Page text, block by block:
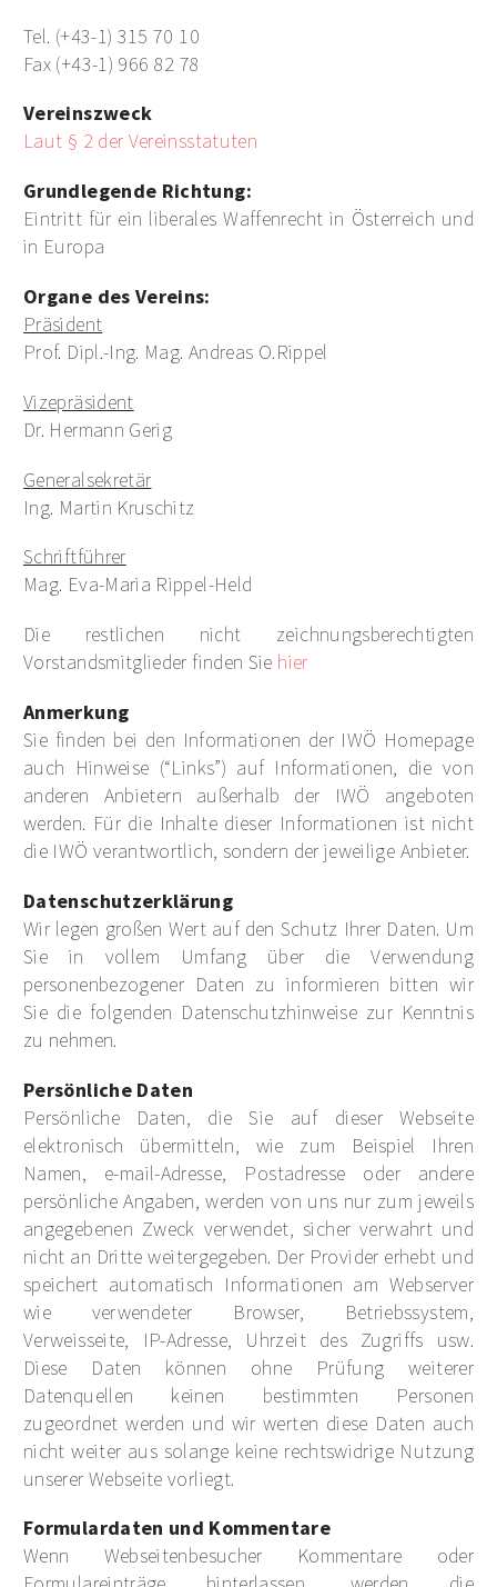
Tel. (+43-1) 315 70 10
Fax (+43-1) 966 82 78
Vereinszweck
Laut § 2 der Vereinsstatuten
Grundlegende Richtung:
Eintritt für ein liberales Waffenrecht in Österreich und
in Europa
Organe des Vereins:
Präsident
Prof. Dipl.-Ing. Mag. Andreas O.Rippel
Vizepräsident
Dr. Hermann Gerig
Generalsekretär
Ing. Martin Kruschitz
Schriftführer
Mag. Eva-Maria Rippel-Held
Die restlichen nicht zeichnungsberechtigten
Vorstandsmitglieder finden Sie hier
Anmerkung
Sie finden bei den Informationen der IWÖ Homepage
auch Hinweise (“Links”) auf Informationen, die von
anderen Anbietern außerhalb der IWÖ angeboten
werden. Für die Inhalte dieser Informationen ist nicht
die IWÖ verantwortlich, sondern der jeweilige Anbieter.
Datenschutzerklärung
Wir legen großen Wert auf den Schutz Ihrer Daten. Um
Sie in vollem Umfang über die Verwendung
personenbezogener Daten zu informieren bitten wir
Sie die folgenden Datenschutzhinweise zur Kenntnis
zu nehmen.
Persönliche Daten
Persönliche Daten, die Sie auf dieser Webseite
elektronisch übermitteln, wie zum Beispiel Ihren
Namen, e-mail-Adresse, Postadresse oder andere
persönliche Angaben, werden von uns nur zum jeweils
angegebenen Zweck verwendet, sicher verwahrt und
nicht an Dritte weitergegeben. Der Provider erhebt und
speichert automatisch Informationen am Webserver
wie verwendeter Browser, Betriebssystem,
Verweisseite, IP-Adresse, Uhrzeit des Zugriffs usw.
Diese Daten können ohne Prüfung weiterer
Datenquellen keinen bestimmten Personen
zugeordnet werden und wir werten diese Daten auch
nicht weiter aus solange keine rechtswidrige Nutzung
unserer Webseite vorliegt.
Formulardaten und Kommentare
Wenn Webseitenbesucher Kommentare oder